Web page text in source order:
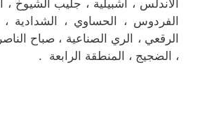
الأندلس ، اشبيلية ، جليب الشيوخ ،
الفردوس ، الحساوي ، الشدادية ،
الرقعي ، الري الصناعية ، صباح
، الضجيج ، المنطقة الرابعة .